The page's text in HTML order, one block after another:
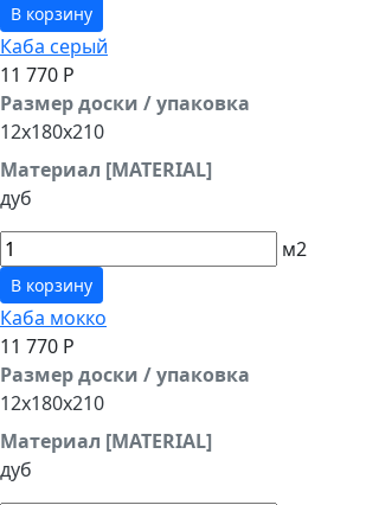
В корзину
Каба серый
11 770 Р
Размер доски / упаковка
12x180x210
Материал [MATERIAL]
дуб
м2
В корзину
Каба мокко
11 770 Р
Размер доски / упаковка
12x180x210
Материал [MATERIAL]
дуб